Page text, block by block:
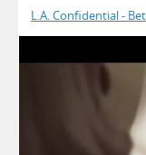
L.A. Confidential -